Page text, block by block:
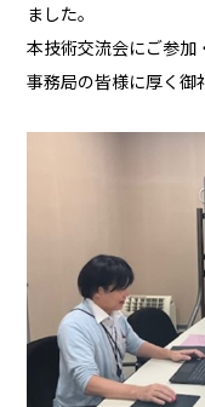
ました。
本技術交流会にご参加
事務局の皆様に厚く御